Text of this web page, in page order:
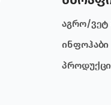
აგრო/ვეტ
ინფოჰაბი